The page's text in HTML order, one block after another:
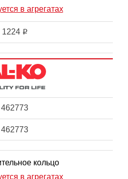
в агрегатах
1224 i
462773
462773
кольцо
в агрегатах